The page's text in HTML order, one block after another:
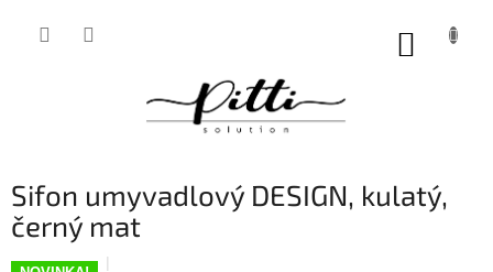
Sifon umyvadlový DESIGN, kulatý,
černý mat